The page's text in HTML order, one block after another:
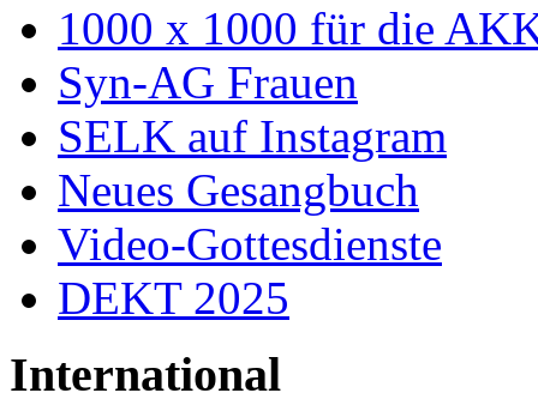
1000 x 1000 für die
Syn-AG Frauen
SELK auf Instagram
Neues Gesangbuch
Video-Gottesdienste
DEKT 2025
International